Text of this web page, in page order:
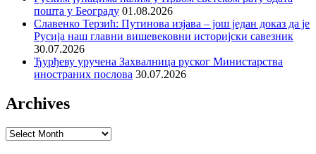
пошта у Београду 01.08.2026
Славенко Терзић: Путинова изјава – још један доказ да је
Русија наш главни вишевековни историјски савезник
30.07.2026
Ђурђеву уручена Захвалница руског Министарства
иностраних послова 30.07.2026
Archives
Archives